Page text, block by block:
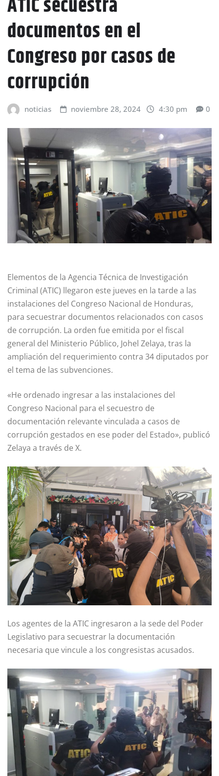
ATIC secuestra
documentos en el
Congreso por casos de
corrupción
noticias noviembre 28, 2024 4:30 pm 0
Elementos de la Agencia Técnica de Investigación
Criminal (ATIC) llegaron este jueves en la tarde a las
instalaciones del Congreso Nacional de Honduras,
para secuestrar documentos relacionados con casos
de corrupción. La orden fue emitida por el fiscal
general del Ministerio Público, Johel Zelaya, tras la
ampliación del requerimiento contra 34 diputados por
el tema de las subvenciones.
«He ordenado ingresar a las instalaciones del
Congreso Nacional para el secuestro de
documentación relevante vinculada a casos de
corrupción gestados en ese poder del Estado», publicó
Zelaya a través de X.
Los agentes de la ATIC ingresaron a la sede del Poder
Legislativo para secuestrar la documentación
necesaria que vincule a los congresistas acusados.